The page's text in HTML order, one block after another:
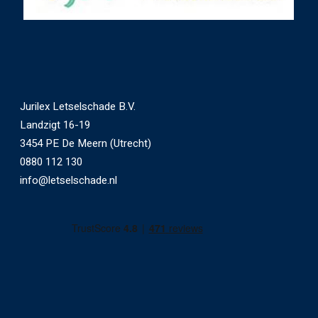
Jurilex Letselschade B.V.
Landzigt 16-19
3454 PE De Meern (Utrecht)
0880 112 130
info@letselschade.nl